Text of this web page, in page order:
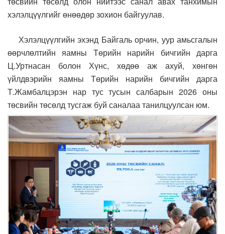
хэлэлцүүлгийг өнөөдөр зохион байгуулав.
Хэлэлцүүлгийн эхэнд Байгаль орчин, уур амьсгалын
өөрчлөлтийн яамны Төрийн нарийн бичгийн дарга
Ц.Уртнасан болон Хүнс, хөдөө аж ахуй, хөнгөн
үйлдвэрийн яамны Төрийн нарийн бичгийн дарга
Т.Жамбалцэрэн нар тус тусын салбарын 2026 оны
төсвийн төсөлд тусгаж буй саналаа танилцуулсан юм.